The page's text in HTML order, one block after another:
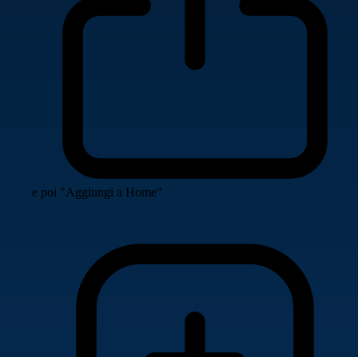
e poi "Aggiungi a Home"